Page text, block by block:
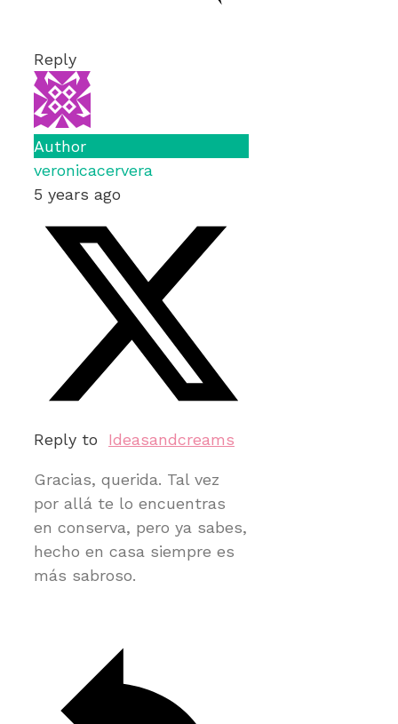
Reply
Author
veronicacervera
5 years ago
Reply to Ideasandcreams
Gracias, querida. Tal vez
por allá te lo encuentras
en conserva, pero ya sabes,
hecho en casa siempre es
más sabroso.